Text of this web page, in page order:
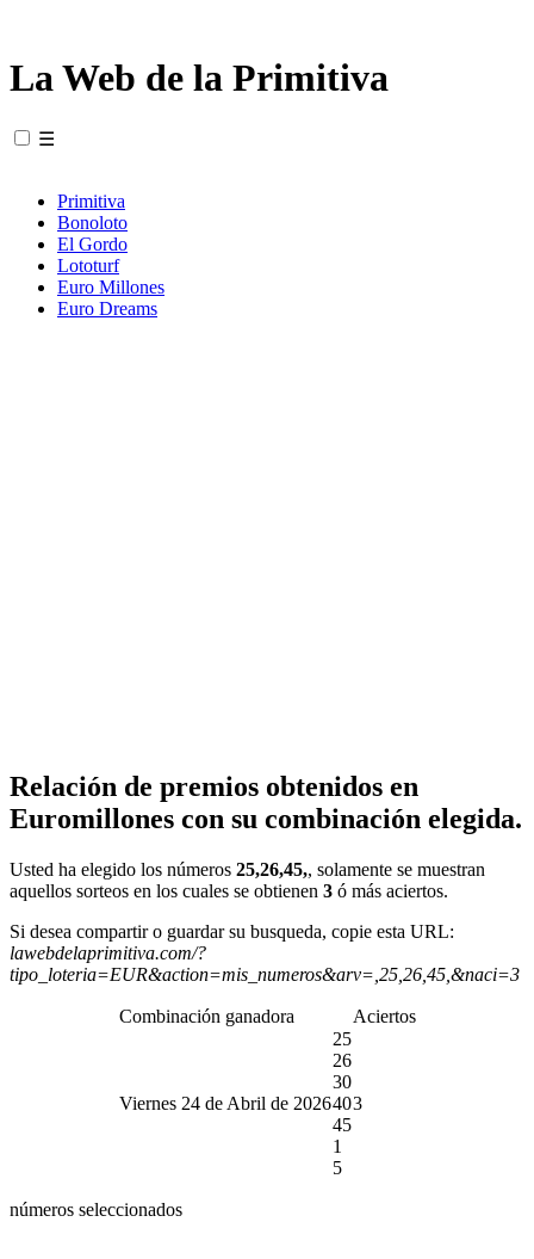
La Web de la Primitiva
☰
Primitiva
Bonoloto
El Gordo
Lototurf
Euro Millones
Euro Dreams
Relación de premios obtenidos en
Euromillones con su combinación elegida.
Usted ha elegido los números 25,26,45,, solamente se muestran
aquellos sorteos en los cuales se obtienen 3 ó más aciertos.
Si desea compartir o guardar su busqueda, copie esta URL:
lawebdelaprimitiva.com/?
tipo_loteria=EUR&action=mis_numeros&arv=,25,26,45,&naci=3
Combinación ganadora Aciertos
Viernes 24 de Abril de 2026
25
26
30
40
45
1
5
3
números seleccionados